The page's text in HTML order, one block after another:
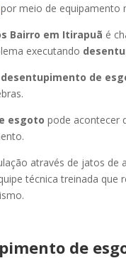
por meio de equipamento
Bairro em Itirapuã é
executando
desentupimento de
esgoto pode acontecer
através de jatos de
técnica treinada que
de